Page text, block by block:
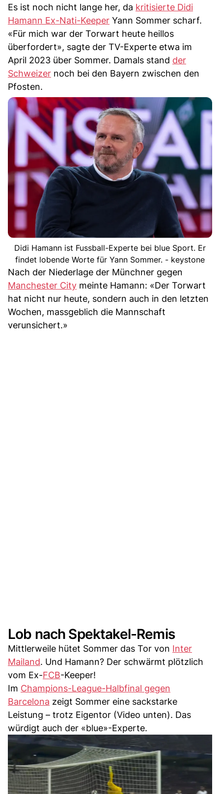
Es ist noch nicht lange her, da kritisierte Didi
Hamann Ex-Nati-Keeper Yann Sommer scharf.
«Für mich war der Torwart heute heillos
überfordert», sagte der TV-Experte etwa im
April 2023 über Sommer. Damals stand der
Schweizer noch bei den Bayern zwischen den
Pfosten.
Didi Hamann ist Fussball-Experte bei blue Sport. Er
findet lobende Worte für Yann Sommer. - keystone
Nach der Niederlage der Münchner gegen
Manchester City meinte Hamann: «Der Torwart
hat nicht nur heute, sondern auch in den letzten
Wochen, massgeblich die Mannschaft
verunsichert.»
Lob nach Spektakel-Remis
Mittlerweile hütet Sommer das Tor von Inter
Mailand. Und Hamann? Der schwärmt plötzlich
vom Ex-FCB-Keeper!
Im Champions-League-Halbfinal gegen
Barcelona zeigt Sommer eine sackstarke
Leistung – trotz Eigentor (Video unten). Das
würdigt auch der «blue»-Experte.